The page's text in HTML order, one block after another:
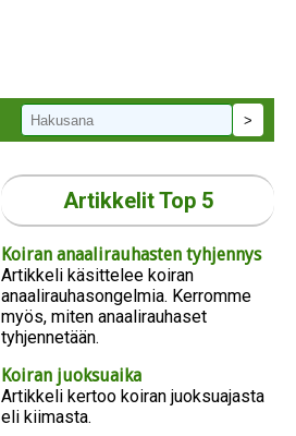
Artikkelit Top 5
Koiran anaalirauhasten tyhjennys
Artikkeli käsittelee koiran
anaalirauhasongelmia. Kerromme
myös, miten anaalirauhaset
tyhjennetään.
Koiran juoksuaika
Artikkeli kertoo koiran juoksuajasta
eli kiimasta.